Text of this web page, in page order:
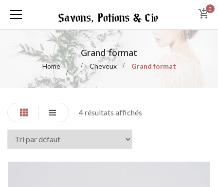
0
Grand format
Home Cheveux Grand format
4 résultats affichés